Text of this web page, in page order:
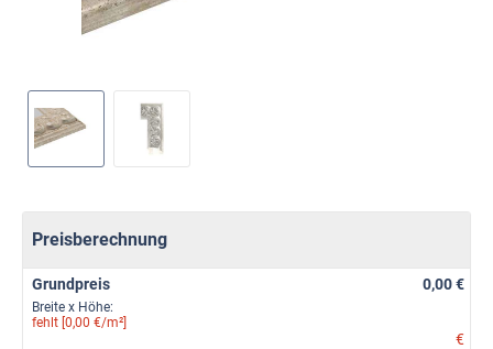
Preisberechnung
Grundpreis 0,00 €
Breite x Höhe:
fehlt [0,00 €/m²]
€